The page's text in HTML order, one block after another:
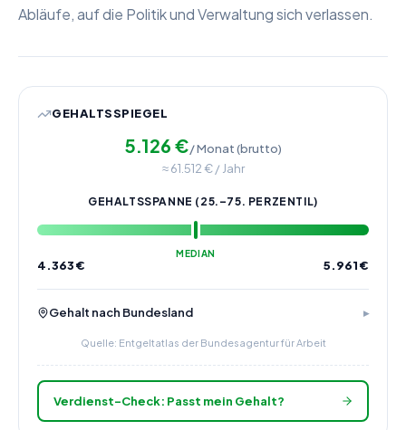
Abläufe, auf die Politik und Verwaltung sich verlassen.
GEHALTSSPIEGEL
5.126 €/ Monat (brutto)
≈61.512€ / Jahr
GEHALTSSPANNE (25.–75. PERZENTIL)
MEDIAN
4.363€ 5.961€
Gehalt nach Bundesland
Quelle: Entgeltatlas der Bundesagentur für Arbeit
Verdienst-Check: Passt mein Gehalt?